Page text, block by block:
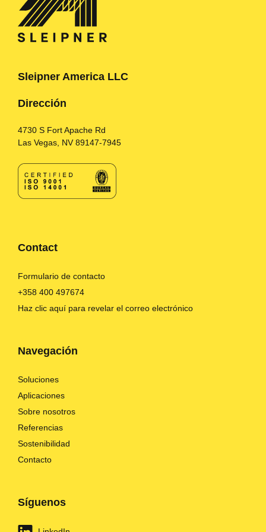
Sleipner America LLC
Dirección
4730 S Fort Apache Rd
Las Vegas, NV 89147-7945
Contact
Formulario de contacto
+358 400 497674
Haz clic aquí para revelar el correo electrónico
Navegación
Soluciones
Aplicaciones
Sobre nosotros
Referencias
Sostenibilidad
Contacto
Síguenos